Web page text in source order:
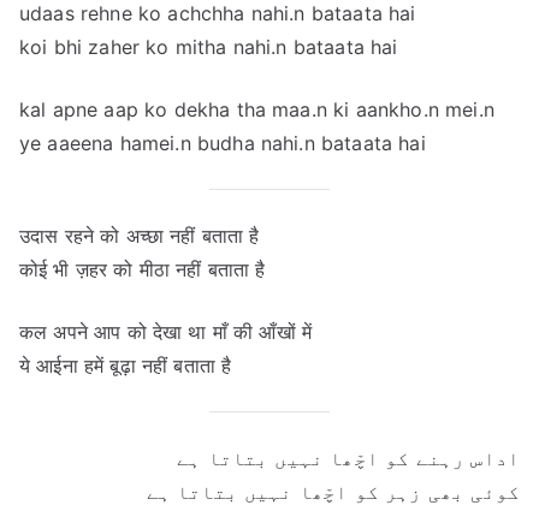
udaas rehne ko achchha nahi.n bataata hai
koi bhi zaher ko mitha nahi.n bataata hai
kal apne aap ko dekha tha maa.n ki aankho.n mei.n
ye aaeena hamei.n budha nahi.n bataata hai
उदास रहने को अच्छा नहीं बताता है
कोई भी ज़हर को मीठा नहीं बताता है
कल अपने आप को देखा था माँ की आँखों में
ये आईना हमें बूढ़ा नहीं बताता है
اداس رہنے کو اچّھا نہیں بتاتا ہے
کوئی بھی زہر کو اچّھا نہیں بتاتا ہے